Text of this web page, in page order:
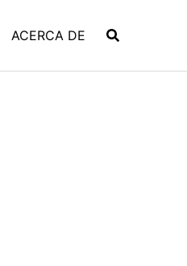
ACERCA DE